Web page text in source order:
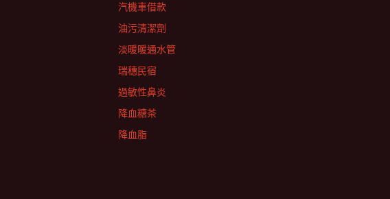
汽機車借款
油污清潔劑
淡暖暖通水管
瑞穗民宿
過敏性鼻炎
降血糖茶
降血脂